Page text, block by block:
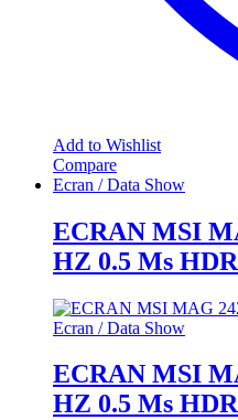
Add to Wishlist
Compare
Ecran / Data Show
ECRAN MSI
HZ 0.5 Ms HDR
Ecran / Data Show
ECRAN MSI
HZ 0.5 Ms HDR